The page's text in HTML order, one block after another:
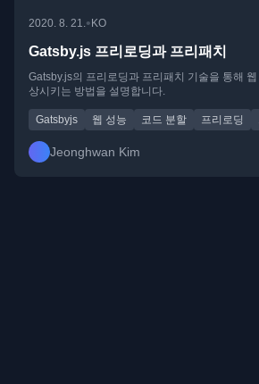
2020. 8. 21. •KO
Gatsby.js 프리로딩과 프리패치
Gatsby.js의 프리로딩과 프리패치 기술을 통해
상시키는 방법을 설명합니다.
Gatsbyjs 웹 성능 코드 분할 프리로딩
Jeonghwan Kim